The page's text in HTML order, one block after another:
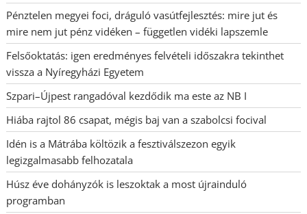
Pénztelen megyei foci, dráguló vasútfejlesztés: mire jut és
mire nem jut pénz vidéken – független vidéki lapszemle
Felsőoktatás: igen eredményes felvételi időszakra tekinthet
vissza a Nyíregyházi Egyetem
Szpari–Újpest rangadóval kezdődik ma este az NB I
Hiába rajtol 86 csapat, mégis baj van a szabolcsi focival
Idén is a Mátrába költözik a fesztiválszezon egyik
legizgalmasabb felhozatala
Húsz éve dohányzók is leszoktak a most újrainduló
programban